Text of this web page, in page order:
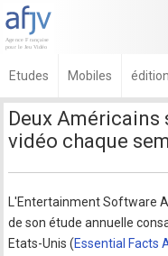
Etudes Mobiles
Deux
vidéo chaque
L'Entertainment Software
de son étude annuelle
Etats-Unis (Essential Facts